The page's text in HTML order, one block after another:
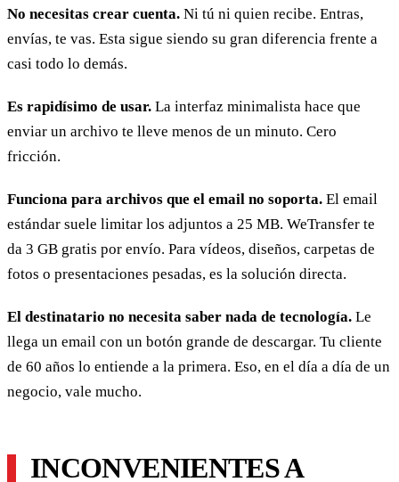
No necesitas crear cuenta. Ni tú ni quien recibe. Entras,
envías, te vas. Esta sigue siendo su gran diferencia frente a
casi todo lo demás.
Es rapidísimo de usar. La interfaz minimalista hace que
enviar un archivo te lleve menos de un minuto. Cero
fricción.
Funciona para archivos que el email no soporta. El email
estándar suele limitar los adjuntos a 25 MB. WeTransfer te
da 3 GB gratis por envío. Para vídeos, diseños, carpetas de
fotos o presentaciones pesadas, es la solución directa.
El destinatario no necesita saber nada de tecnología. Le
llega un email con un botón grande de descargar. Tu cliente
de 60 años lo entiende a la primera. Eso, en el día a día de un
negocio, vale mucho.
INCONVENIENTES A